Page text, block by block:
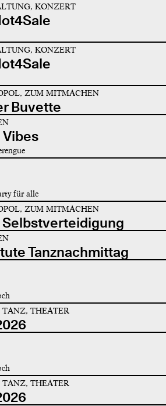
KONZERT
KONZERT
ZUM MITMACHEN
Buvette
für alle
ZUM MITMACHEN
Selbstverteidigung
Tanznachmittag
TANZ, THEATER
TANZ, THEATER